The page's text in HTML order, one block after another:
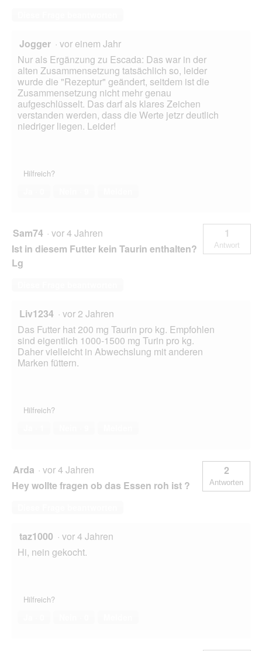
Jogger · vor einem Jahr
Nur als Ergänzung zu Escada: Das war in der
alten Zusammensetzung tatsächlich so, leider
wurde die "Rezeptur" geändert, seitdem ist die
Zusammensetzung nicht mehr genau
aufgeschlüsselt. Das darf als klares Zeichen
verstanden werden, dass die Werte jetzr deutlich
niedriger liegen. Leider!
Hilfreich?
Sam74 · vor 4 Jahren
Ist in diesem Futter kein Taurin enthalten?
Lg
1
Antwort
Liv1234 · vor 2 Jahren
Das Futter hat 200 mg Taurin pro kg. Empfohlen
sind eigentlich 1000-1500 mg Turin pro kg.
Daher vielleicht in Abwechslung mit anderen
Marken füttern.
Hilfreich?
Arda · vor 4 Jahren
Hey wollte fragen ob das Essen roh ist ?
2
Antworten
taz1000 · vor 4 Jahren
Hi, nein gekocht.
Hilfreich?